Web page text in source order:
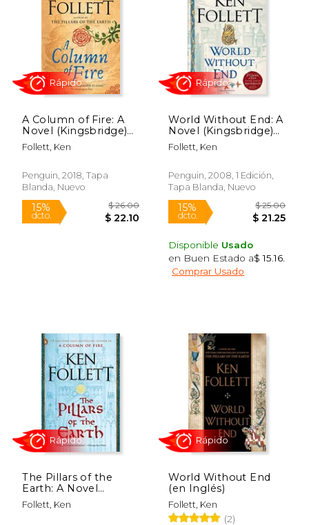
15%
dcto.
Rápido
15%
Rápido Rápido
A Column of Fire: A
Novel (Kingsbridge)
(en Inglés)
Follett, Ken
Penguin, 2018, Tapa
Blanda, Nuevo
World Without End: A
Novel (Kingsbridge)
(en Inglés)
Follett, Ken
Penguin, 2008, 1 Edición,
Tapa Blanda, Nuevo
Disponible Usado
en Buen Estado a$ 15.16
Comprar Usado
The Pillars of the
Earth: A Novel
(Kingsbridge) (en
Inglés)
Follett, Ken
World Without End
(en Inglés)
Follett, Ken
(2)